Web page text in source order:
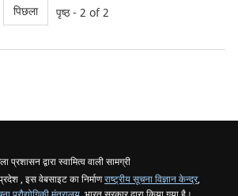
पिछला पृष्ठ - 2 of 2
प्रशासन द्वारा स्वामित्व वाली सामग्री
, इस वेबसाइट का निर्माणराष्ट्रीय सूचना विज्ञान केन्द्र,